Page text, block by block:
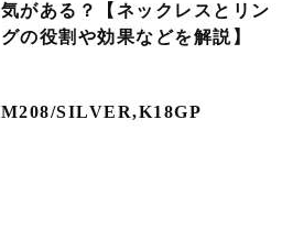
気がある？【ネックレスとリン
グの役割や効果などを解説】
M208/SILVER,K18GP